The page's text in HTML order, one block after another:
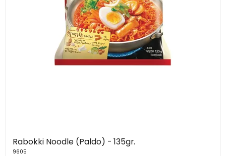
Rabokki Noodle (Paldo) - 135gr.
9605